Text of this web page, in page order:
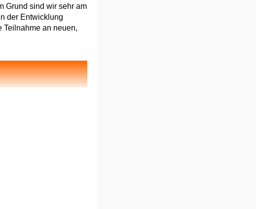
Grund sind wir sehr am
der Entwicklung
Teilnahme an neuen,